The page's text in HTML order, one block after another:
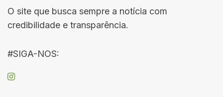
O site que busca sempre a notícia com
credibilidade e transparência.
#SIGA-NOS: